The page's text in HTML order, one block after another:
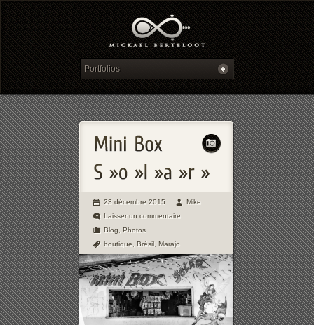
23 décembre 2015
Mike
Laisser un commentaire
Blog Photos
boutique
Brésil Marajo